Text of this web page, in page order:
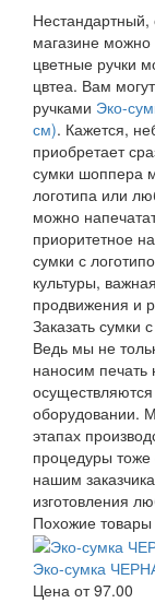
магазине можно
цветные ручки
цвтеа. Вам
ручками Эко-
см). Кажется,
приобретает
сумки шоппера
логотипа или
можно
приоритетное
сумки с
культуры,
продвижения и
Заказать сумки
Ведь мы не
наносим печать
оборудовании.
этапах
процедуры
нашим
изготовления
Похожие товары
Эко-сумка
Цена от97.00